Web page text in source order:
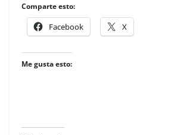
Comparte esto:
Facebook X
Me gusta esto: